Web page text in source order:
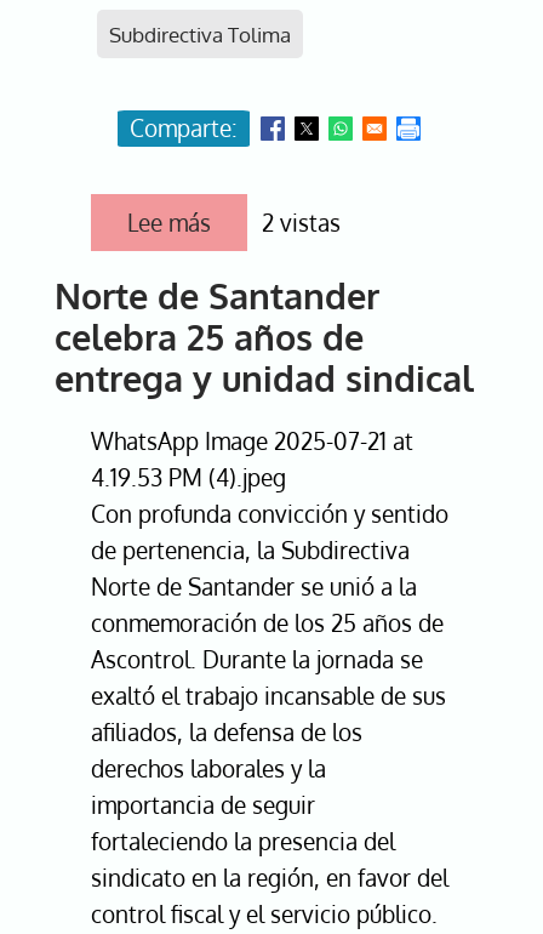
Subdirectiva Tolima
Lee más sobre
Tolima
25
años
de
historia,
integridad
compromiso
sindical
2 vistas
Norte de Santander
celebra 25 años de
entrega y unidad sindical
WhatsApp Image 2025-07-21 at
4.19.53 PM (4).jpeg
Con profunda convicción y sentido
de pertenencia, la Subdirectiva
Norte de Santander se unió a la
conmemoración de los 25 años de
Ascontrol. Durante la jornada se
exaltó el trabajo incansable de sus
afiliados, la defensa de los
derechos laborales y la
importancia de seguir
fortaleciendo la presencia del
sindicato en la región, en favor del
control fiscal y el servicio público.